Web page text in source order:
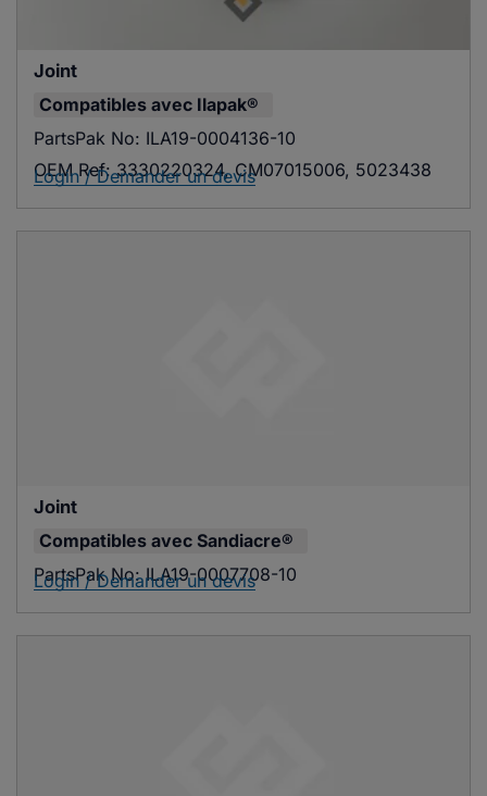
Joint
Compatibles avec Ilapak®
PartsPak No: ILA19-0004136-10
OEM Ref: 3330220324, CM07015006, 5023438
Login / Demander un devis
Joint
Compatibles avec Sandiacre®
PartsPak No:ILA19-0007708-10
Login / Demander un devis